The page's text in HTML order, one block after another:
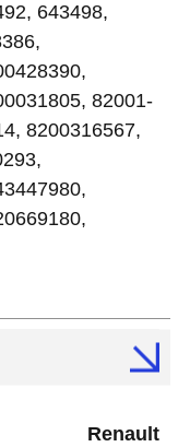
643498,
82001-
8200316567,
Renault